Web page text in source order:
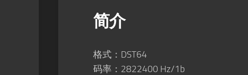
简介
格式：DST64
码率：2822400 Hz/1b